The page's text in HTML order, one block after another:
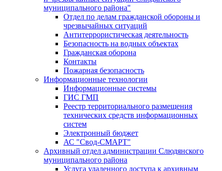
муниципального района"
Отдел по делам гражданской обороны и
чрезвычайных ситуаций
Антитеррористическая деятельность
Безопасность на водных объектах
Гражданская оборона
Контакты
Пожарная безопасность
Информационные технологии
Информационные системы
ГИС ГМП
Реестр территориального размещения
технических средств информационных
систем
Электронный бюджет
АС "Свод-СМАРТ"
Архивный отдел администрации Слюдянского
муниципального района
Услуга удаленного доступа к архивным